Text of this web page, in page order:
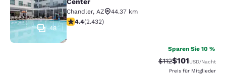
48
Chandler, AZ
44.37 km
4.43-Sterne-Bewertung. Hervorragend. 2432
4.4(2.432)
Sparen Sie 10 %
Durchgestrichener
$112Vergünstigter
$101USD/Nacht
Preis für Mitglieder